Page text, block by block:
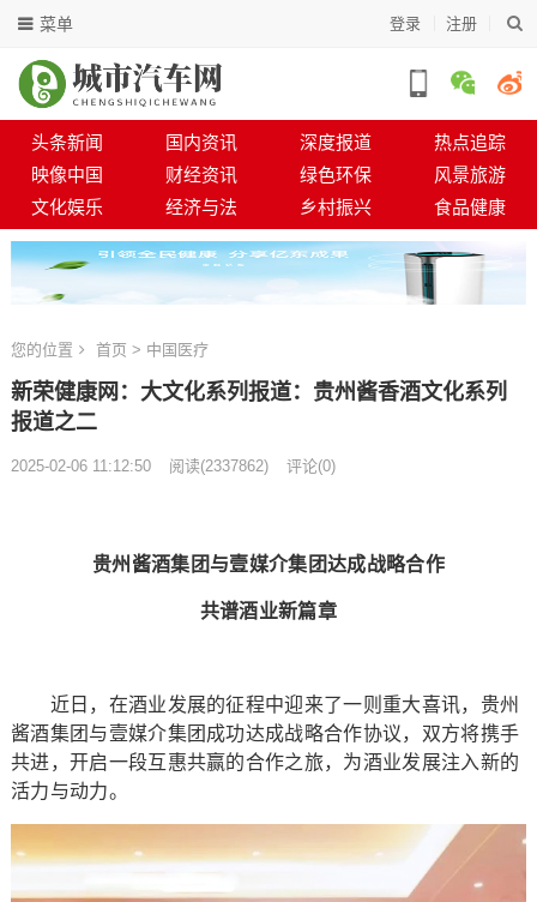
登录 注册
菜单
头条新闻 国内资讯 深度报道
热点追踪
映像中国
财经资讯 绿色环保
风景旅游
文化娱乐
经济与法 乡村振兴 食品健康
您的位置 首页 > 中国医疗
新荣健康网：大文化系列报道：贵州酱香酒文化系列
报道之二
2025-02-06 11:12:50 阅读(2337862) 评论(0)
贵州酱酒集团与壹媒介集团达成战略合作
共谱酒业新篇章
近日，在酒业发展的征程中迎来了一则重大喜讯，贵州
酱酒集团与壹媒介集团成功达成战略合作协议，双方将携手
共进，开启一段互惠共赢的合作之旅，为酒业发展注入新的
活力与动力。